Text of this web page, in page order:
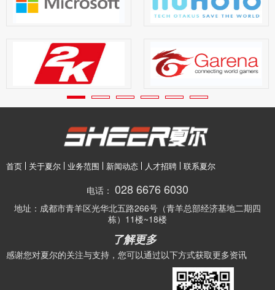
首页 关于夏尔 业务范围 新闻动态 人才招聘 联系夏尔
电话： 028 6676 6030
地址： 成都市青羊区光华北五路266号（青羊总部经济基地二期四
栋）11楼~18楼
了解更多
感谢您对夏尔的关注与支持，您可以通过以下方式获取更多资讯